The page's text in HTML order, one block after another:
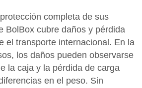
completa de sus
BolBox cubre daños y pérdida
el transporte internacional. En la
los daños pueden observarse
la caja y la pérdida de carga
en el peso. Sin